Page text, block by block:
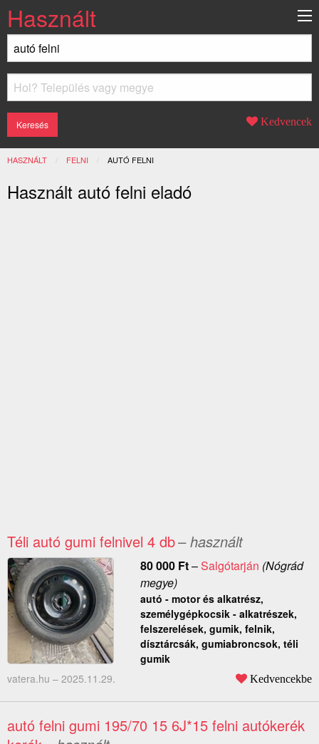
Használt
Kedvencek
HASZNÁLT FELNI JELENLEGI:
AUTÓ FELNI
Használt autó felni eladó
Téli autó gumi felnivel 4 db– használt
80 000 Ft–Salgótarján (Nógrád
megye)
autó - motor és alkatrész,
személygépkocsik - alkatrészek,
felszerelések, gumik, felnik,
dísztárcsák, gumiabroncsok, téli
gumik
vatera.hu – 2025.11.29. Kedvencekbe
autó felni gumi 195/70 15 6J*15 felni autókerék